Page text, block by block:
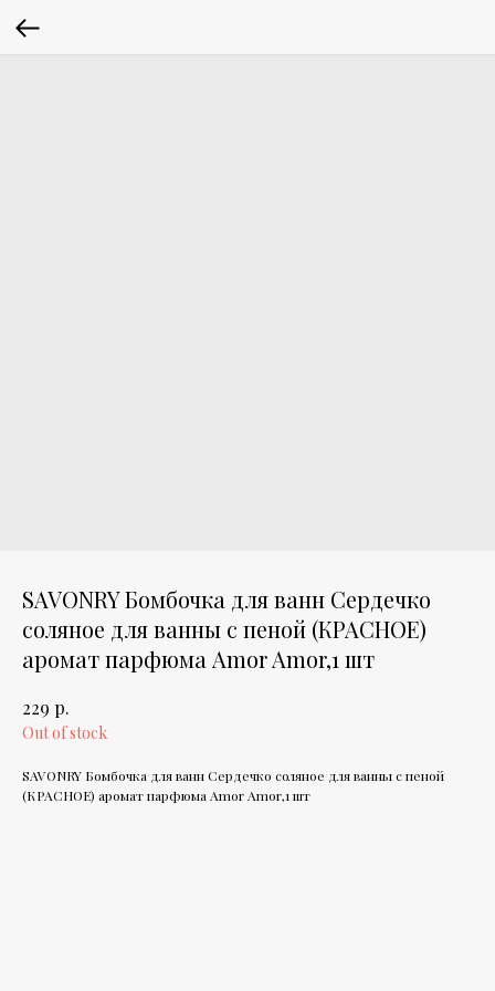
SAVONRY Бомбочка для ванн Сердечко
соляное для ванны с пеной (КРАСНОЕ)
аромат парфюма Amor Amor,1 шт
229 р.
Out of stock
SAVONRY Бомбочка для ванн Сердечко соляное для ванны с пеной
(КРАСНОЕ) аромат парфюма Amor Amor,1 шт